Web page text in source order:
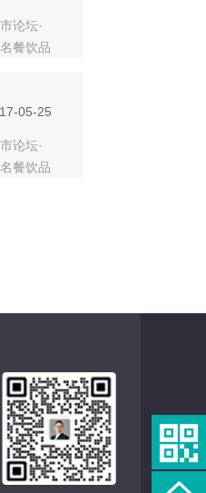
论坛·
餐饮品
05-25
论坛·
餐饮品